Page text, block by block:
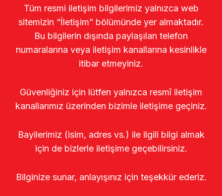
Tüm resmi iletişim bilgilerimiz yalnızca web
sitemizin “İletişim” bölümünde yer almaktadır.
Bu bilgilerin dışında paylaşılan telefon
numaralarına veya iletişim kanallarına kesinlikle
itibar etmeyiniz.
Güvenliğiniz için lütfen yalnızca resmî iletişim
kanallarımız üzerinden bizimle iletişime geçiniz.
Bayilerimiz (isim, adres vs.) ile ilgili bilgi almak
için de bizlerle iletişime geçebilirsiniz.
Bilginize sunar, anlayışınız için teşekkür ederiz.